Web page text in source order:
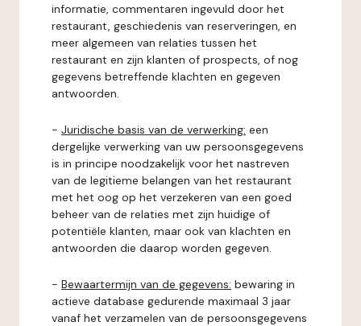
informatie, commentaren ingevuld door het
restaurant, geschiedenis van reserveringen, en
meer algemeen van relaties tussen het
restaurant en zijn klanten of prospects, of nog
gegevens betreffende klachten en gegeven
antwoorden.
- Juridische basis van de verwerking: een
dergelijke verwerking van uw persoonsgegevens
is in principe noodzakelijk voor het nastreven
van de legitieme belangen van het restaurant
met het oog op het verzekeren van een goed
beheer van de relaties met zijn huidige of
potentiële klanten, maar ook van klachten en
antwoorden die daarop worden gegeven.
- Bewaartermijn van de gegevens: bewaring in
actieve database gedurende maximaal 3 jaar
vanaf het verzamelen van de persoonsgegevens